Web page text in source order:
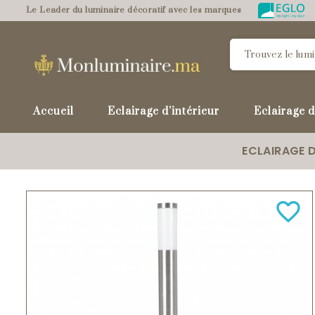
Le Leader du luminaire décoratif avec les marques
Accueil Eclairage d'intérieur Eclairage
ECLAIRAGE
favorite_border